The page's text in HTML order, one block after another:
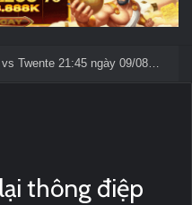
thông điệp